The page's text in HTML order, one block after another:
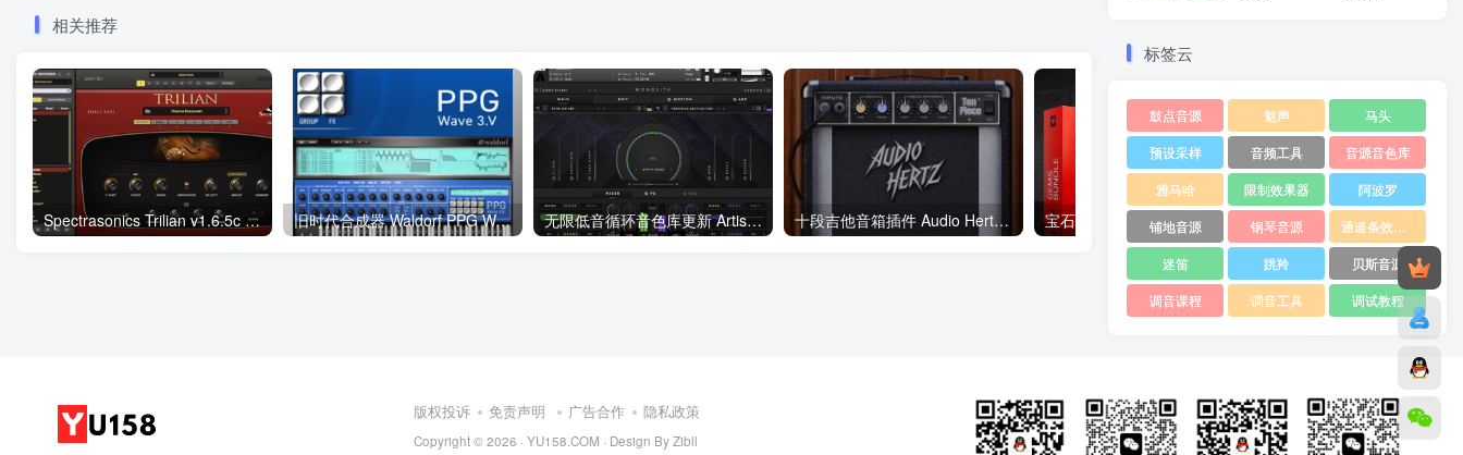
相关推荐
Spectrasonics Trilian v1.6.5c WIN 旧时代合成器 Waldorf PPG Wave 3 V v1.3.1 Incl Keygen WIN macOS 无限低音循环音色库更新 Artistry Audio Monolith v1.1 KONTAKT 十段吉他音箱插件 Audio Hertz Ten Piece v1.0.1 REGGED WiN/MAC 宝石插件套装 Overloud Gem Bundle 2025.9- R2R WiN
标签云
鼓点音源 魅声
马头
预设采样
音频工具
音源音色库
雅马哈
限制效果器
阿波罗
铺地音源
钢琴音源
通道条效果器
迷笛
跳羚
贝斯音源
调音课程
调音工具 调试教程
版权投诉 免责声明 广告合作 隐私政策
Copyright © 2026 · YU158.COM · Design By Zibll